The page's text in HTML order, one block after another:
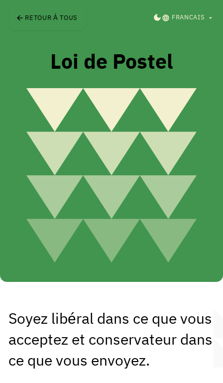
RETOUR À TOUS DARK MODE
FRANCAIS
Loi de Postel
Soyez libéral dans ce que vous
acceptez et conservateur dans
ce que vous envoyez.